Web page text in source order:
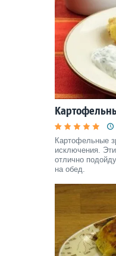
Картофельные
исключения.
отлично
на обед.